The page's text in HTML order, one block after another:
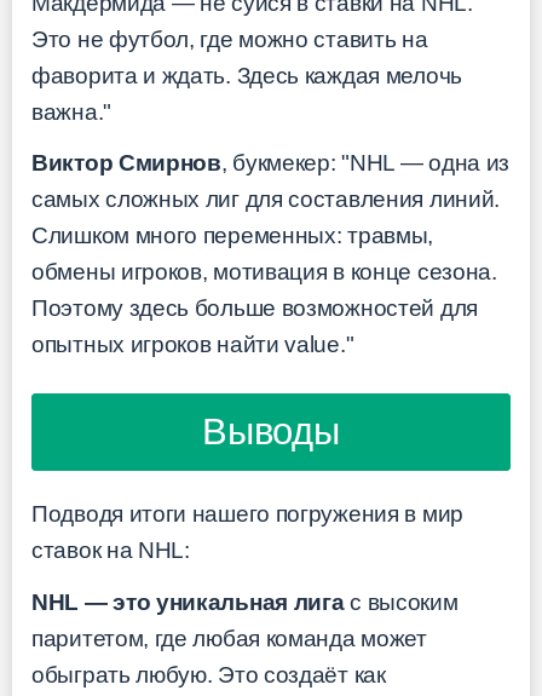
Это не футбол, где можно ставить на
фаворита и ждать. Здесь каждая мелочь
важна."
Виктор Смирнов, букмекер: "NHL — одна из
самых сложных лиг для составления линий.
Слишком много переменных: травмы,
обмены игроков, мотивация в конце сезона.
Поэтому здесь больше возможностей для
опытных игроков найти value."
Выводы
Подводя итоги нашего погружения в мир
ставок на NHL:
NHL — это уникальная лигас высоким
паритетом, где любая команда может
обыграть любую. Это создаёт как